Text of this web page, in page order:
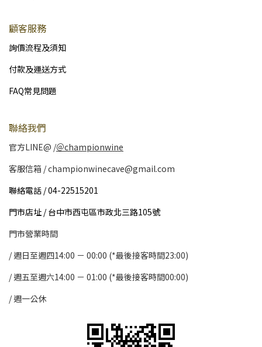
顧客服務
詢價流程及須知
付款及運送方式
FAQ常見問題
聯絡我們
官方LINE@ /＠championwine
客服信箱 / championwinecave@gmail.com
聯絡電話 / 04-22515201
門市店址 / 台中市西屯區市政北三路105號
門市營業時間
/ 週日至週四14:00 － 00:00 (*最後接客時間23:00)
/週五至週六14:00 － 01:00 (*最後接客時間00:00)
/週一公休